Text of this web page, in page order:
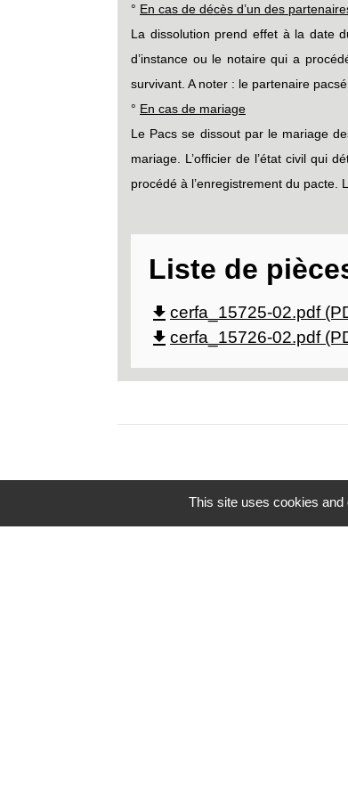
° En cas de décès d’un des
La dissolution prend effet à la date
d’instance ou le notaire qui a
survivant. A noter : le partenaire
° En cas de mariage
Le Pacs se dissout par le mariage
mariage. L’officier de l’état civil qui
procédé à l’enregistrement du pacte.
Liste de
file_download cerfa_15725-02.pdf
file_download cerfa_15726-02.pdf
This site uses cookies